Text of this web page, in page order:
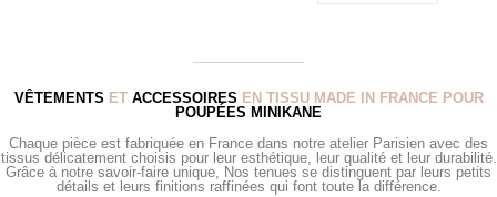
VÊTEMENTS ET ACCESSOIRES EN TISSU MADE IN FRANCE POUR
POUPÉES MINIKANE
Chaque pièce est fabriquée en France dans notre atelier Parisien avec des
tissus délicatement choisis pour leur esthétique, leur qualité et leur durabilité.
Grâce à notre savoir-faire unique, Nos tenues se distinguent par leurs petits
détails et leurs finitions raffinées qui font toute la différence.